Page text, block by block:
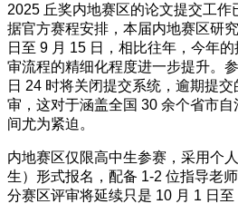
2025 丘奖内地赛区的论文提交工作
据官方赛程安排，本届内地赛区研
日至 9 月 15 日，相比往年，今年
审流程的精细化程度进一步提升。
日 24 时将关闭提交系统，逾期提
审，这对于涵盖全国 30 余个省市
间尤为紧迫。
内地赛区仅限高中生参赛，采用个
生）形式报名，配备 1-2 位指导老
分赛区评审将延续只是 10 月 1 日